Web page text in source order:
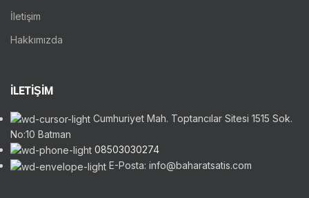
İletişim
Hakkımızda
İLETİŞİM
Cumhuriyet Mah. Toptancılar Sitesi 1515 Sok.
No:10 Batman
08503030274
E-Posta: info@baharatsatis.com